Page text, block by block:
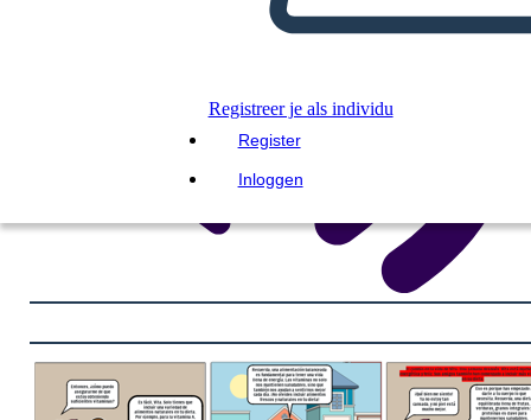
Registreer je als individu
Register
Inloggen